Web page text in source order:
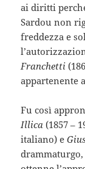
ai diritti
Sardou non
freddezza e
Franchetti
appartenente
Fu così
Illica (1857 –
italiano) e